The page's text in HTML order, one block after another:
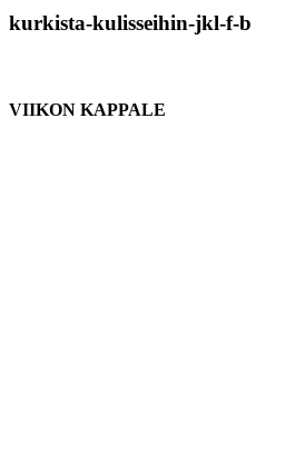
kurkista-kulisseihin-jkl-f-b
VIIKON KAPPALE